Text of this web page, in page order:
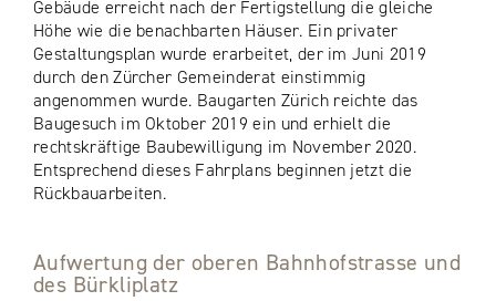
Gebäude erreicht nach der Fertigstellung die gleiche
Höhe wie die benachbarten Häuser. Ein privater
Gestaltungsplan wurde erarbeitet, der im Juni 2019
durch den Zürcher Gemeinderat einstimmig
angenommen wurde. Baugarten Zürich reichte das
Baugesuch im Oktober 2019 ein und erhielt die
rechtskräftige Baubewilligung im November 2020.
Entsprechend dieses Fahrplans beginnen jetzt die
Rückbauarbeiten.
Aufwertung der oberen Bahnhofstrasse und
des Bürkliplatz